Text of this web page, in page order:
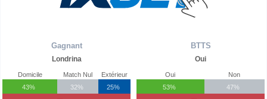
Gagnant
Londrina
Domicile
43%
Match Nul
32%
Extérieur
25%
BTTS
Oui
Oui
53%
Non
47%